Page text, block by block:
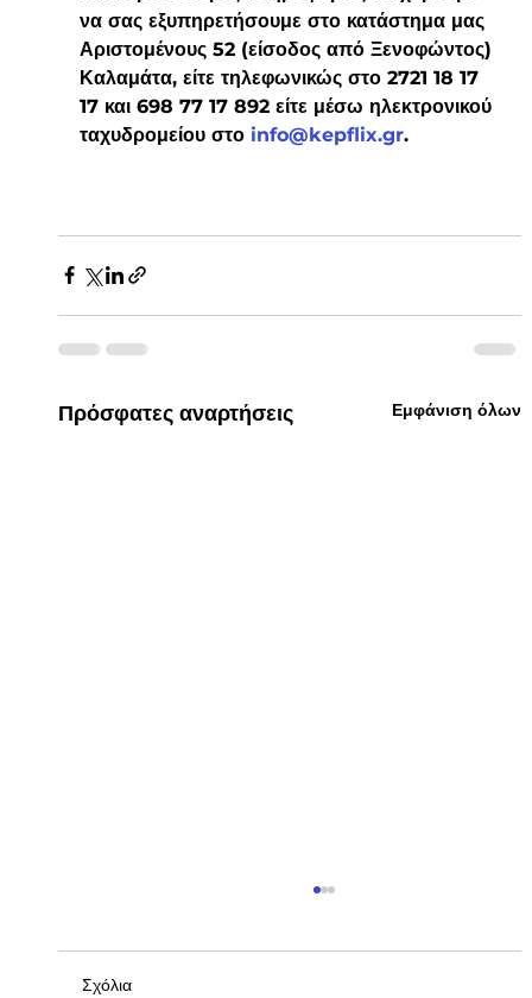
να σας εξυπηρετήσουμε στο κατάστημα μας
Αριστομένους 52 (είσοδος από Ξενοφώντος)
Καλαμάτα, είτε τηλεφωνικώς στο 2721 18 17
17 και 698 77 17 892 είτε μέσω ηλεκτρονικού
ταχυδρομείου στο info@kepflix.gr.
Πρόσφατες αναρτήσεις Εμφάνιση όλων
Σχόλια